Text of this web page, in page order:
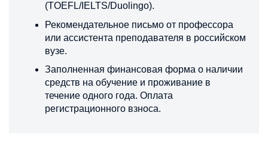
(TOEFL/IELTS/Duolingo).
Рекомендательное письмо от профессора
или ассистента преподавателя в российском
вузе.
Заполненная финансовая форма о наличии
средств на обучение и проживание в
течение одного года. Оплата
регистрационного взноса.